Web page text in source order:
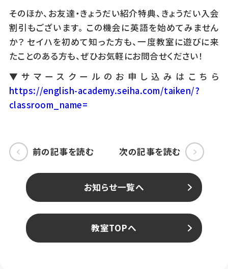
そのほか、お友達・きょうだい紹介特典、きょうだい入会
割引もございます。 この機会に英語を始めてみません
か？ セイハを初めて知った方も、一度教室に遊びに来
たことのある方も、ぜひお気軽にお問合せください！
▼サマースクールのお申し込みはこちら
https://english-academy.seiha.com/taiken/?
classroom_name=
前の記事を読む 次の記事を読む
お知らせ一覧へ
教室TOPへ